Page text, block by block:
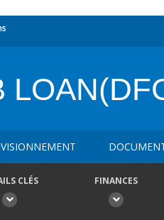
CLÉS FINANCES